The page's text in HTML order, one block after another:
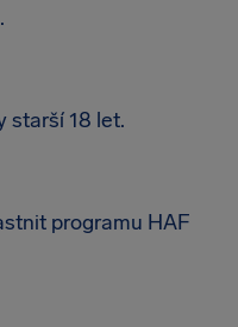
starší 18 let.
programu HAF